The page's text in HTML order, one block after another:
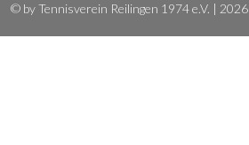
© by Tennisverein Reilingen 1974 e.V. | 2026